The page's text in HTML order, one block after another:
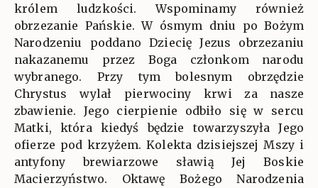
królem ludzkości. Wspominamy również
obrzezanie Pańskie. W ósmym dniu po Bożym
Narodzeniu poddano Dziecię Jezus obrzezaniu
nakazanemu przez Boga członkom narodu
wybranego. Przy tym bolesnym obrzędzie
Chrystus wylał pierwociny krwi za nasze
zbawienie. Jego cierpienie odbiło się w sercu
Matki, która kiedyś będzie towarzyszyła Jego
ofierze pod krzyżem. Kolekta dzisiejszej Mszy i
antyfony brewiarzowe sławią Jej Boskie
Macierzyństwo. Oktawę Bożego Narodzenia